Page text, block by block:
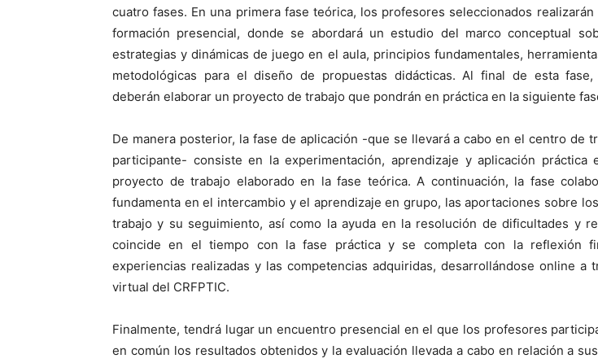
cuatro fases. En una primera fase teórica, los profesores seleccionados
formación presencial, donde se abordará un estudio del marco conceptual
estrategias y dinámicas de juego en el aula, principios fundamentales,
metodológicas para el diseño de propuestas didácticas. Al final de esta
deberán elaborar un proyecto de trabajo que pondrán en práctica en la siguiente
De manera posterior, la fase de aplicación -que se llevará a cabo en el centro de
participante- consiste en la experimentación, aprendizaje y aplicación práctica
proyecto de trabajo elaborado en la fase teórica. A continuación, la fase
fundamenta en el intercambio y el aprendizaje en grupo, las aportaciones sobre
trabajo y su seguimiento, así como la ayuda en la resolución de dificultades y
coincide en el tiempo con la fase práctica y se completa con la reflexión
experiencias realizadas y las competencias adquiridas, desarrollándose online a
virtual del CRFPTIC.
Finalmente, tendrá lugar un encuentro presencial en el que los profesores
en común los resultados obtenidos y la evaluación llevada a cabo en relación a